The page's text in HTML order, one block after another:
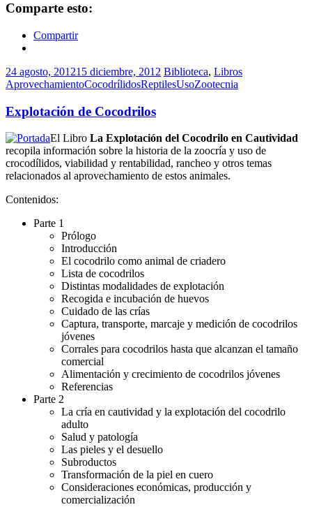
Comparte esto:
Compartir
24 agosto, 201215 diciembre, 2012 Biblioteca, Libros
AprovechamientoCocodrílidosReptilesUsoZootecnia
Explotación de Cocodrilos
El Libro La Explotación del Cocodrilo en Cautividad
recopila información sobre la historia de la zoocría y uso de
crocodílidos, viabilidad y rentabilidad, rancheo y otros temas
relacionados al aprovechamiento de estos animales.
Contenidos:
Parte 1
Prólogo
Introducción
El cocodrilo como animal de criadero
Lista de cocodrilos
Distintas modalidades de explotación
Recogida e incubación de huevos
Cuidado de las crías
Captura, transporte, marcaje y medición de cocodrilos
jóvenes
Corrales para cocodrilos hasta que alcanzan el tamaño
comercial
Alimentación y crecimiento de cocodrilos jóvenes
Referencias
Parte 2
La cría en cautividad y la explotación del cocodrilo
adulto
Salud y patología
Las pieles y el desuello
Subroductos
Transformación de la piel en cuero
Consideraciones económicas, producción y
comercialización